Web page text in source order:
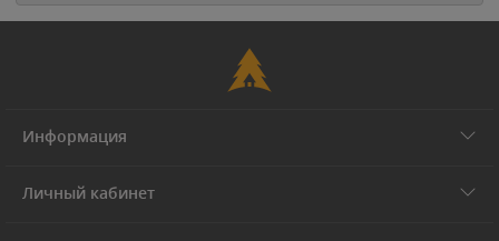
Информация
Личный кабинет